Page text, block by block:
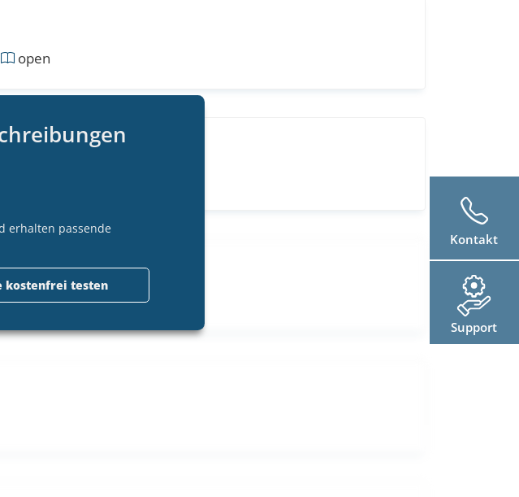
open
erhalten passende
kostenfrei testen
Kontakt
Support